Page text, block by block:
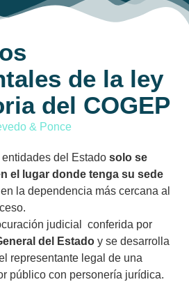
de la ley
del COGEP
& Ponce
del Estado solo se
el lugar donde tenga su sede
la dependencia más cercana al
judicial conferida por
del Estado y se desarrolla
representante legal de una
público con personería jurídica.